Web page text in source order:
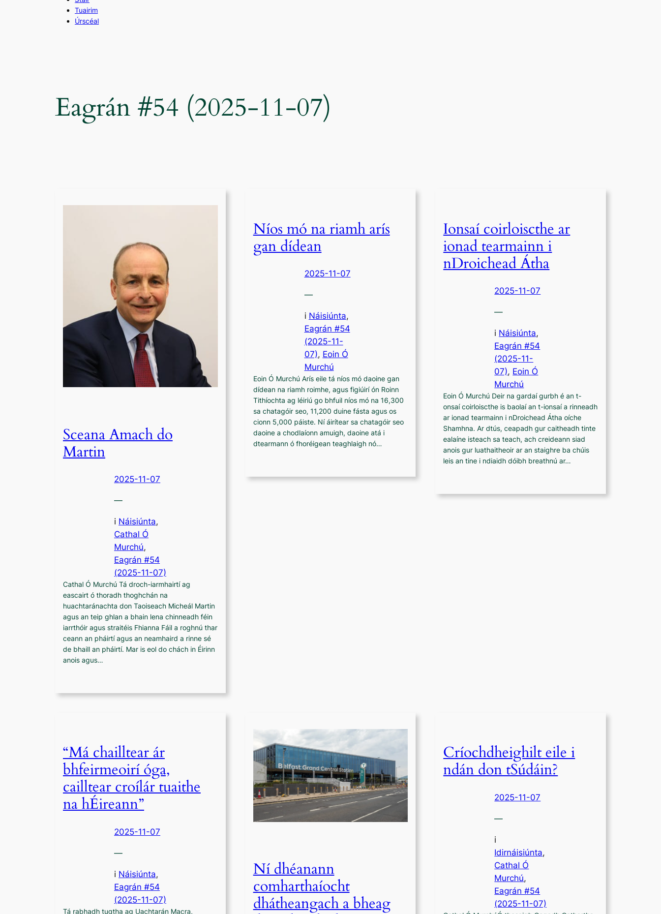
Tuairim
Úrscéal
Eagrán #54 (2025-11-07)
Sceana Amach do
Martin
2025-11-07
—
i Náisiúnta,
Cathal Ó
Murchú
Eagrán #54
(2025-11-07)
Cathal Ó Murchú Tá droch-iarmhairtí ag
eascairt ó thoradh thoghchán na
huachtaránachta don Taoiseach Micheál Martin
agus an teip ghlan a bhain lena chinneadh féin
iarrthóir agus straitéis Fhianna Fáil a roghnú thar
ceann an pháirtí agus an neamhaird a rinne sé
de bhaill an pháirtí. Mar is eol do chách in Éirinn
anois agus…
Níos mó na riamh arís
gan dídean
2025-11-07
—
i Náisiúnta,
Eagrán #54
(2025-11-
07), Eoin Ó
Murchú
Eoin Ó Murchú Arís eile tá níos mó daoine gan
dídean na riamh roimhe, agus figiúirí ón Roinn
Tithíochta ag léiriú go bhfuil níos mó na 16,300
sa chatagóir seo, 11,200 duine fásta agus os
cionn 5,000 páiste. Ní áirítear sa chatagóir seo
daoine a chodlaíonn amuigh, daoine atá i
dtearmann ó fhoréigean teaghlaigh nó…
Ionsaí coirloiscthe ar
ionad tearmainn i
nDroichead Átha
2025-11-07
—
i Náisiúnta,
Eagrán #54
(2025-11-
07), Eoin Ó
Murchú
Eoin Ó Murchú Deir na gardaí gurbh é an t-
onsaí coirloiscthe is baolaí an t-ionsaí a rinneadh
ar ionad tearmainn i nDroichead Átha oíche
Shamhna. Ar dtús, ceapadh gur caitheadh tinte
ealaíne isteach sa teach, ach creideann siad
anois gur luathaitheoir ar an staighre ba chúis
leis an tine i ndiaidh dóibh breathnú ar…
“Má chailltear ár
bhfeirmeoirí óga,
cailltear croílár tuaithe
na hÉireann”
2025-11-07
—
i Náisiúnta,
Eagrán #54
(2025-11-07)
Tá rabhadh tugtha ag Uachtarán Macra,
Ní dhéanann
comharthaíocht
dhátheangach a bheag
Críochdheighilt eile i
ndán don tSúdáin?
2025-11-07
—
i
Idirnáisiúnta,
Cathal Ó
Murchú
Eagrán #54
(2025-11-07)